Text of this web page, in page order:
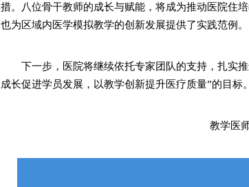
措。八位骨干教师的成长与赋能，将成为推动医院住
也为区域内医学模拟教学的创新发展提供了实践范例。
下一步，医院将继续依托专家团队的支持，扎实
成长促进学员发展，以教学创新提升医疗质量”的目标。
教学医